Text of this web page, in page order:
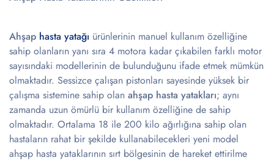
Ahşap hasta yatağı ürünlerinin manuel kullanım özelliğine
sahip olanların yanı sıra 4 motora kadar çıkabilen farklı motor
sayısındaki modellerinin de bulunduğunu ifade etmek mümkün
olmaktadır. Sessizce çalışan pistonları sayesinde yüksek bir
çalışma sistemine sahip olan ahşap hasta yatakları; aynı
zamanda uzun ömürlü bir kullanım özelliğine de sahip
olmaktadır. Ortalama 18 ile 200 kilo ağırlığına sahip olan
hastaların rahat bir şekilde kullanabilecekleri yeni model
ahşap hasta yataklarının sırt bölgesinin de hareket ettirilme